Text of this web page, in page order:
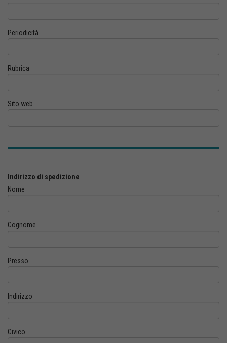
Periodicità
Rubrica
Sito web
Indirizzo di spedizione
Nome
Cognome
Presso
Indirizzo
Civico